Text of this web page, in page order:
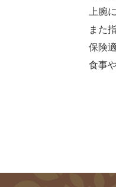
上腕
また
保険
食事